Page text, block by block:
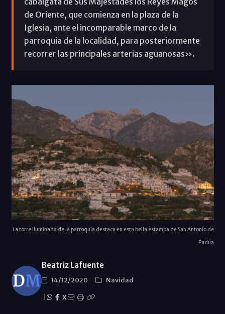
de Oriente, que comienza en la plaza de la
Iglesia, ante el incomparable marco de la
parroquia de la localidad, para posteriormente
recorrer las principales arterias aguanosas».
La torre iluminada de la parroquia destaca en esta bella estampa de San Antonio de
Padua
Beatriz Lafuente
14/12/2020
Navidad
X